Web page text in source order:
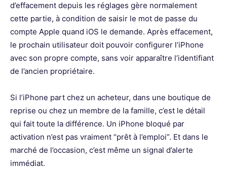
d’effacement depuis les réglages gère normalement
cette partie, à condition de saisir le mot de passe du
compte Apple quand iOS le demande. Après effacement,
le prochain utilisateur doit pouvoir configurer l’iPhone
avec son propre compte, sans voir apparaître l’identifiant
de l’ancien propriétaire.
Si l’iPhone part chez un acheteur, dans une boutique de
reprise ou chez un membre de la famille, c’est le détail
qui fait toute la différence. Un iPhone bloqué par
activation n’est pas vraiment “prêt à l’emploi”. Et dans le
marché de l’occasion, c’est même un signal d’alerte
immédiat.